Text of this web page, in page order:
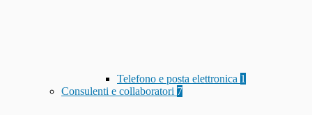
Telefono e posta elettronica 1
Consulenti e collaboratori 7